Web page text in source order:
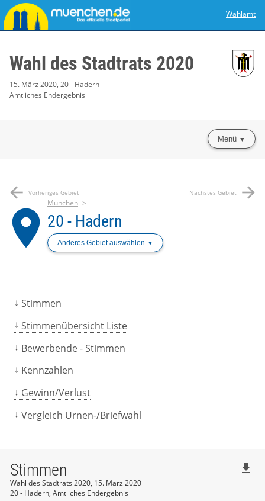
Wahlamt
Wahl des Stadtrats 2020
15. März 2020, 20 - Hadern
Amtliches Endergebnis
Menü
arrow_back Vorheriges Gebiet Nächstes Gebiet arrow_forward
place
München
20 - Hadern
Anderes Gebiet auswählen
Stimmen
Stimmenübersicht Liste
Bewerbende - Stimmen
Kennzahlen
Gewinn/Verlust
Vergleich Urnen-/Briefwahl
Stimmen
Wahl des Stadtrats 2020, 15. März 2020
20 - Hadern, Amtliches Endergebnis
file_download